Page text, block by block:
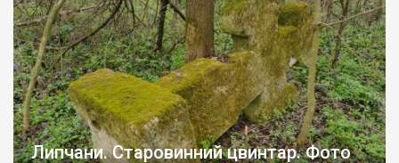
Липчани. Старовинний цвинтар. Фото